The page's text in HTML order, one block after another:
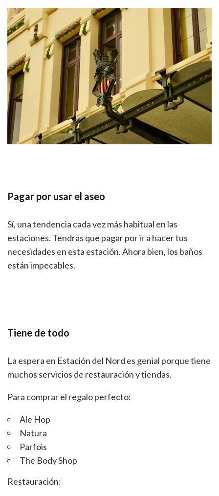
Pagar por usar el aseo
Sí, una tendencia cada vez más habitual en las
estaciones. Tendrás que pagar por ir a hacer tus
necesidades en esta estación. Ahora bien, los baños
están impecables.
Tiene de todo
La espera en Estación del Nord es genial porque tiene
muchos servicios de restauración y tiendas.
Para comprar el regalo perfecto:
Ale Hop
Natura
Parfois
The Body Shop
Restauración: